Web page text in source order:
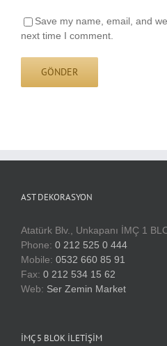
Save my name, email, and
next time I comment.
AST DEKORASYON
Atatürk Blv., Unkapanı İMÇ 1
Phone: 0 212 525 0 444
Mobile: 0532 660 85 91
Fax: 0 212 534 15 62
Web: Ser Zemin Market
İMÇ 5 BLOK İLETIŞIM